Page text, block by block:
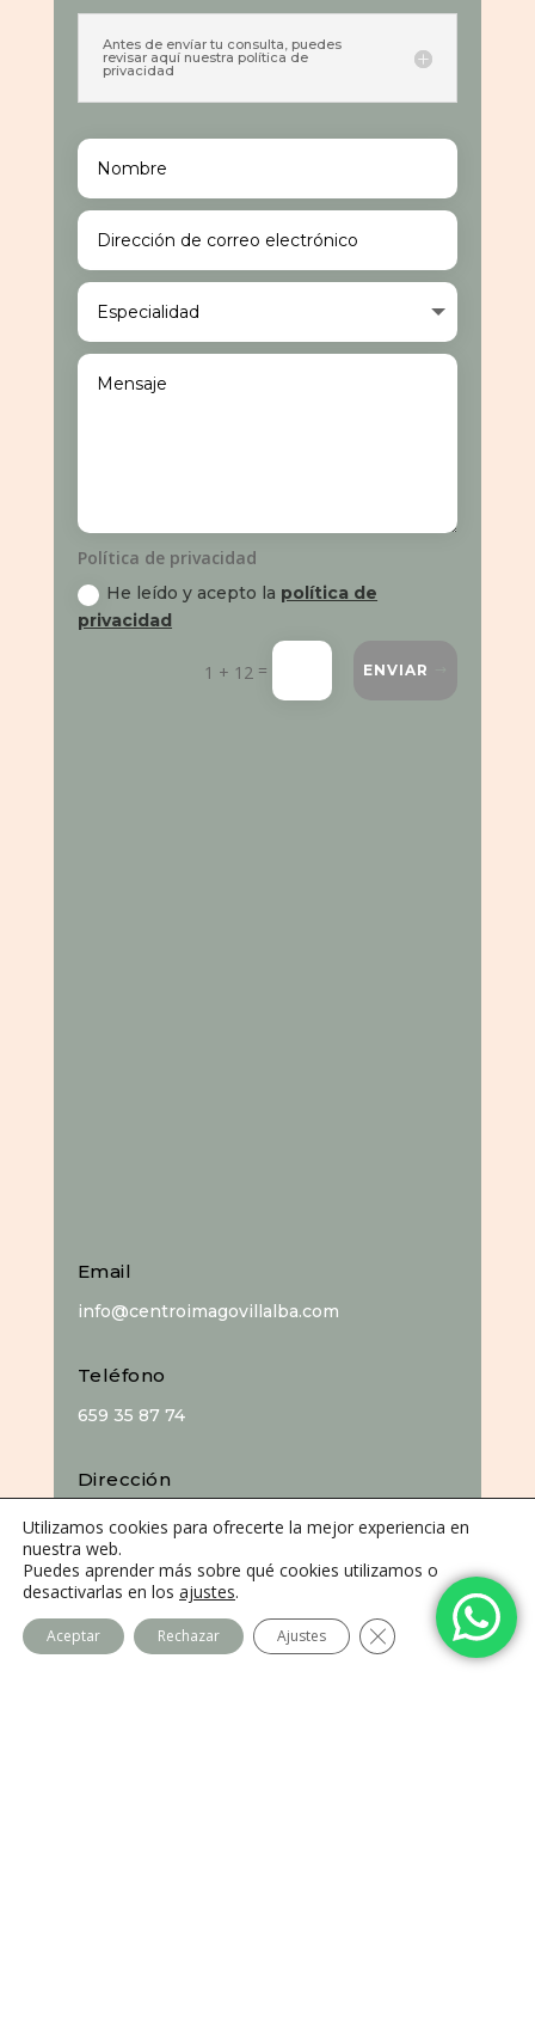
Antes de envíar tu consulta, puedes
revisar aquí nuestra política de
privacidad
Política de privacidad
He leído y acepto la política de
privacidad
1 + 12 = ENVIAR
Email
info@centroimagovillalba.com
Teléfono
659 35 87 74
Dirección
C. Camino de la Fonda, 28400 Collado
Villalba, Madrid
Utilizamos cookies para ofrecerte la mejor experiencia en
nuestra web.
Puedes aprender más sobre qué cookies utilizamos o
desactivarlas en los ajustes.
Aceptar Rechazar Ajustes Cerrar el banner de